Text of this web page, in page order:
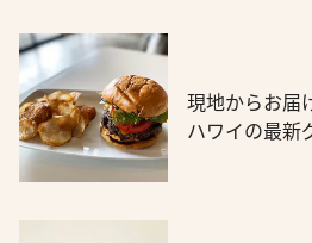
現地からお届
ハワイの最新